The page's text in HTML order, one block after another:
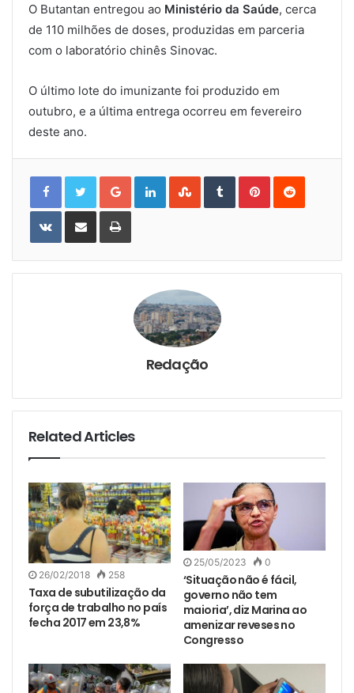
O Butantan entregou ao Ministério da Saúde, cerca
de 110 milhões de doses, produzidas em parceria
com o laboratório chinês Sinovac.
O último lote do imunizante foi produzido em
outubro, e a última entrega ocorreu em fevereiro
deste ano.
Google+LinkedInStumbleUpon
TumblrPinterestReddit
VKontakteShare
Email
Print
Redação
Related Articles
26/02/2018 258
Taxa de subutilização da
força de trabalho no país
fecha 2017 em 23,8%
25/05/2023 0
‘Situação não é fácil,
governo não tem
maioria’, diz Marina ao
amenizar reveses no
Congresso